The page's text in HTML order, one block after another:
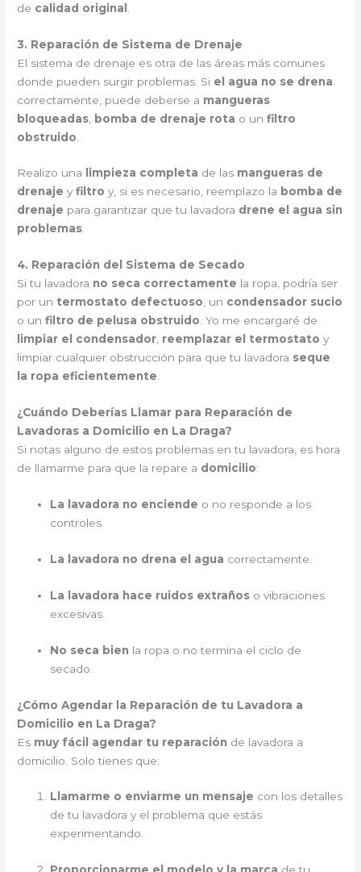
de calidad original
3. Reparación de Sistema de Drenaje
El sistema de drenaje es otra de las áreas más comunes
donde pueden surgir problemas. Si el agua no se drena
correctamente, puede deberse a mangueras
bloqueadas bomba de drenaje rota o unfiltro
obstruido
Realizo una limpieza completa de las mangueras de
drenaje yfiltro y, si es necesario, reemplazo la bomba de
drenaje para garantizar que tu lavadora drene el agua sin
problemas.
4. Reparación del Sistema de Secado
Si tu lavadora no seca correctamente la ropa, podría ser
por un termostato defectuoso, un condensador sucio
o unfiltro de pelusa obstruido. Yo me encargaré de
limpiar el condensador, reemplazar el termostato y
limpiar cualquier obstrucción para que tu lavadora seque
la ropa eficientemente.
¿Cuándo Deberías Llamar para Reparación de
Lavadoras a Domicilio en La Draga?
Si notas alguno de estos problemas en tu lavadora, es hora
de llamarme para que la repare a domicilio:
La lavadora no enciende o no responde a los
controles.
La lavadora no drena el agua correctamente.
La lavadora hace ruidos extraños o vibraciones
excesivas.
No seca bien la ropa o no termina el ciclo de
secado.
¿Cómo Agendar la Reparación de tu Lavadora a
Domicilio en La Draga?
Es muy fácil agendar tu reparación de lavadora a
domicilio. Solo tienes que:
Llamarme o enviarme un mensaje con los detalles
de tu lavadora y el problema que estás
experimentando.